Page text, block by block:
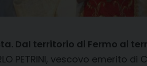
Dal territorio di Fermo ai
PETRINI, vescovo